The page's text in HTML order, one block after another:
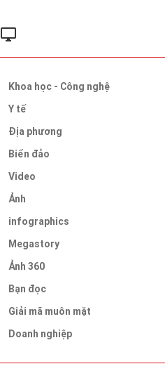
Khoa học - Công nghệ
Y tế
Địa phương
Biển đảo
Video
Ảnh
infographics
Megastory
Ảnh 360
Bạn đọc
Giải mã muôn mặt
Doanh nghiệp